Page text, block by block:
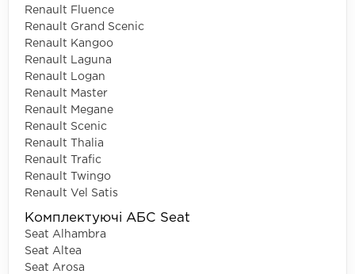
Renault Fluence
Renault Grand Scenic
Renault Kangoo
Renault Laguna
Renault Logan
Renault Master
Renault Megane
Renault Scenic
Renault Thalia
Renault Trafic
Renault Twingo
Renault Vel Satis
Комплектуючі АБС Seat
Seat Alhambra
Seat Altea
Seat Arosa